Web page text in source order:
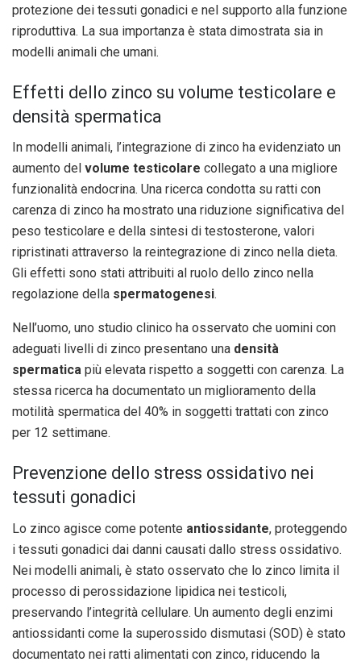
protezione dei tessuti gonadici e nel supporto alla funzione
riproduttiva. La sua importanza è stata dimostrata sia in
modelli animali che umani.
Effetti dello zinco su volume testicolare e
densità spermatica
In modelli animali, l’integrazione di zinco ha evidenziato un
aumento del volume testicolare collegato a una migliore
funzionalità endocrina. Una ricerca condotta su ratti con
carenza di zinco ha mostrato una riduzione significativa del
peso testicolare e della sintesi di testosterone, valori
ripristinati attraverso la reintegrazione di zinco nella dieta.
Gli effetti sono stati attribuiti al ruolo dello zinco nella
regolazione della spermatogenesi.
Nell’uomo, uno studio clinico ha osservato che uomini con
adeguati livelli di zinco presentano una densità
spermatica più elevata rispetto a soggetti con carenza. La
stessa ricerca ha documentato un miglioramento della
motilità spermatica del 40% in soggetti trattati con zinco
per 12 settimane.
Prevenzione dello stress ossidativo nei
tessuti gonadici
Lo zinco agisce come potente antiossidante, proteggendo
i tessuti gonadici dai danni causati dallo stress ossidativo.
Nei modelli animali, è stato osservato che lo zinco limita il
processo di perossidazione lipidica nei testicoli,
preservando l’integrità cellulare. Un aumento degli enzimi
antiossidanti come la superossido dismutasi (SOD) è stato
documentato nei ratti alimentati con zinco, riducendo la